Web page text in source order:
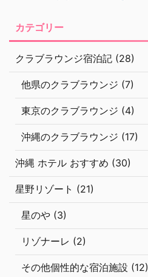
カテゴリー
クラブラウンジ宿泊記 (28)
他県のクラブラウンジ (7)
東京のクラブラウンジ (4)
沖縄のクラブラウンジ (17)
沖縄 ホテル おすすめ (30)
星野リゾート (21)
星のや (3)
リゾナーレ (2)
その他個性的な宿泊施設 (12)